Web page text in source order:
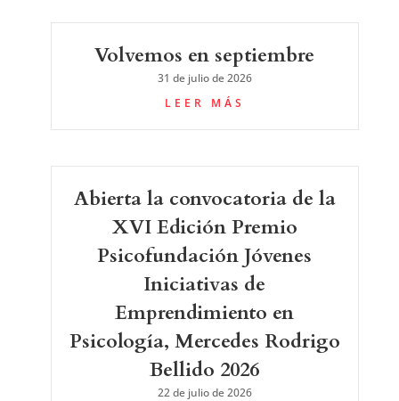
Volvemos en septiembre
31 de julio de 2026
LEER MÁS
Abierta la convocatoria de la
XVI Edición Premio
Psicofundación Jóvenes
Iniciativas de
Emprendimiento en
Psicología, Mercedes Rodrigo
Bellido 2026
22 de julio de 2026